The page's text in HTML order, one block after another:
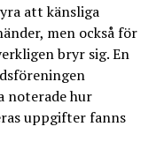
att känsliga
men också för
bryr sig. En
noterade hur
uppgifter fanns